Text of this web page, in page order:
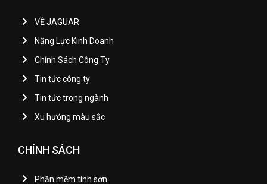
VỀ JAGUAR
Năng Lực Kinh Doanh
Chính Sách Công Ty
Tin tức công ty
Tin tức trong ngành
Xu hướng màu sắc
CHÍNH SÁCH
Phần mềm tính sơn